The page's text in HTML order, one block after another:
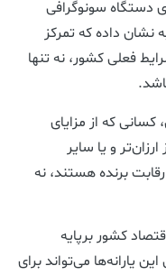
دستگاه سونوگرافی
تجربه نشان داده که تمرکز
فعلی کشور، نه تنها
کسانی که از مزایای
و یا سایر
برنده هستند، نه
کشور برپایه
یارانه‌ها می‌تواند برای